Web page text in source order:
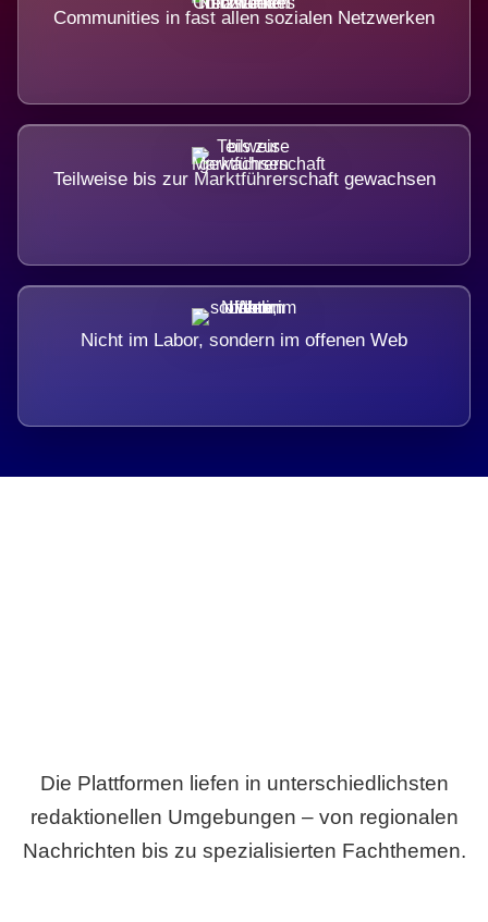
Communities in fast allen sozialen Netzwerken
Teilweise bis zur Marktführerschaft gewachsen
Nicht im Labor, sondern im offenen Web
Die Plattformen liefen in unterschiedlichsten
redaktionellen Umgebungen – von regionalen
Nachrichten bis zu spezialisierten Fachthemen.